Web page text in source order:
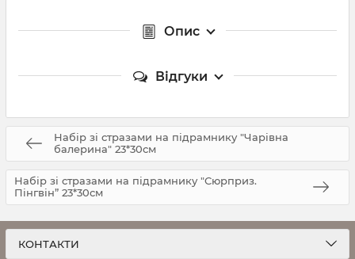
Опис
Відгуки
Набір зі стразами на підрамнику "Чарівна
балерина" 23*30см
Набір зі стразами на підрамнику "Сюрприз.
Пінгвін” 23*30см
КОНТАКТИ